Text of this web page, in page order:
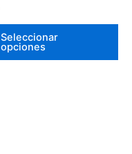
Seleccionar
opciones